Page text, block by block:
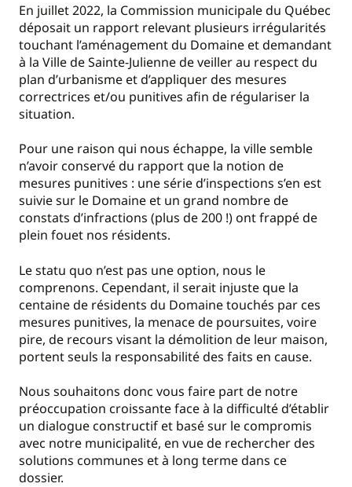
En juillet 2022, la Commission municipale du Québec
déposait un rapport relevant plusieurs irrégularités
touchant l’aménagement du Domaine et demandant
à la Ville de Sainte-Julienne de veiller au respect du
plan d’urbanisme et d’appliquer des mesures
correctrices et/ou punitives afin de régulariser la
situation.
Pour une raison qui nous échappe, la ville semble
n’avoir conservé du rapport que la notion de
mesures punitives : une série d’inspections s’en est
suivie sur le Domaine et un grand nombre de
constats d’infractions (plus de 200 !) ont frappé de
plein fouet nos résidents.
Le statu quo n’est pas une option, nous le
comprenons. Cependant, il serait injuste que la
centaine de résidents du Domaine touchés par ces
mesures punitives, la menace de poursuites, voire
pire, de recours visant la démolition de leur maison,
portent seuls la responsabilité des faits en cause.
Nous souhaitons donc vous faire part de notre
préoccupation croissante face à la difficulté d’établir
un dialogue constructif et basé sur le compromis
avec notre municipalité, en vue de rechercher des
solutions communes et à long terme dans ce
dossier.